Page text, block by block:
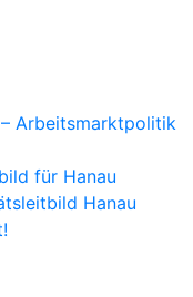
– Arbeitsmarktpolitik
für Hanau
Hanau